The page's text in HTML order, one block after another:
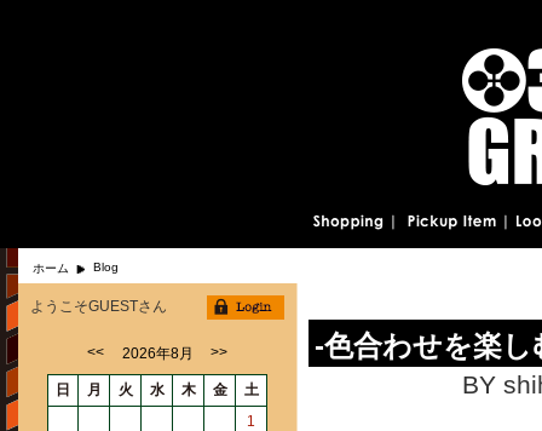
ホーム Blog
-色合わせを楽
BY
ようこそGUESTさん
<< 2026年8月 >>
日 月 火 水 木 金
土
1